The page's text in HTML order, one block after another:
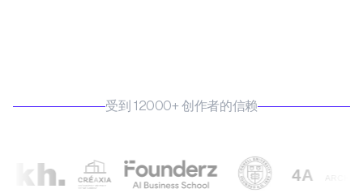
受到 12000+ 创作者的信赖